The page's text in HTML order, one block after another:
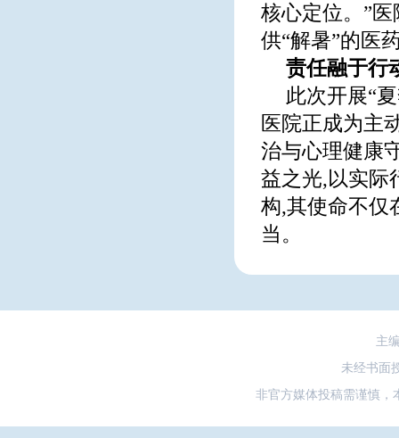
核心定位。”
供“解暑”的医
责任融于行
此次开展“
医院正成为主
治与心理健康
益之光,以实际
构,其使命不仅
当。
主
未经书面
非官方媒体投稿需谨慎，